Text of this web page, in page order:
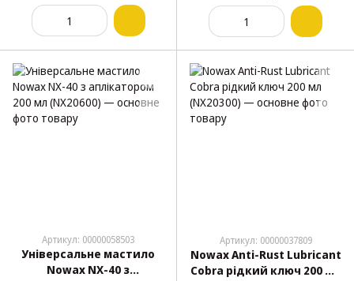
Артикул: 00000058503
Універсальне мастило
Nowax NX-40 з
Артикул: 00000037809
Nowax Anti-Rust Lubricant
Cobra рідкий ключ 200 мл